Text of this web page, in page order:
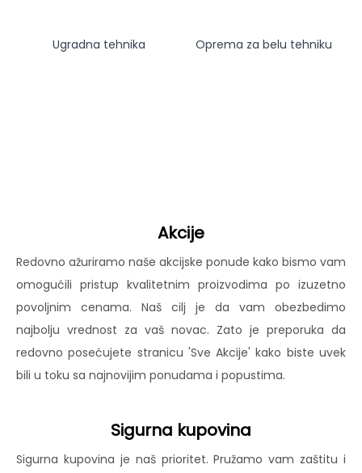
Ugradna tehnika Oprema za belu tehniku
Akcije
Redovno ažuriramo naše akcijske ponude kako bismo vam
omogućili pristup kvalitetnim proizvodima po izuzetno
povoljnim cenama. Naš cilj je da vam obezbedimo
najbolju vrednost za vaš novac. Zato je preporuka da
redovno posećujete stranicu 'Sve Akcije' kako biste uvek
bili u toku sa najnovijim ponudama i popustima.
Sigurna kupovina
Sigurna kupovina je naš prioritet. Pružamo vam zaštitu i